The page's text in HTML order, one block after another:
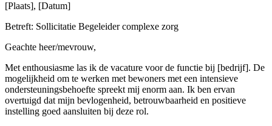
[Plaats], [Datum]
Betreft: Sollicitatie Begeleider complexe zorg
Geachte heer/mevrouw,
Met enthousiasme las ik de vacature voor de functie bij [bedrijf]. De
mogelijkheid om te werken met bewoners met een intensieve
ondersteuningsbehoefte spreekt mij enorm aan. Ik ben ervan
overtuigd dat mijn bevlogenheid, betrouwbaarheid en positieve
instelling goed aansluiten bij deze rol.